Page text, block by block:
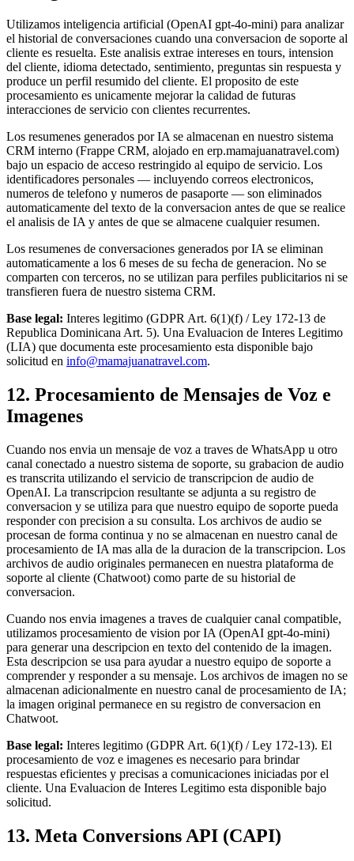
Utilizamos inteligencia artificial (OpenAI gpt-4o-mini) para analizar
el historial de conversaciones cuando una conversacion de soporte al
cliente es resuelta. Este analisis extrae intereses en tours, intension
del cliente, idioma detectado, sentimiento, preguntas sin respuesta y
produce un perfil resumido del cliente. El proposito de este
procesamiento es unicamente mejorar la calidad de futuras
interacciones de servicio con clientes recurrentes.
Los resumenes generados por IA se almacenan en nuestro sistema
CRM interno (Frappe CRM, alojado en erp.mamajuanatravel.com)
bajo un espacio de acceso restringido al equipo de servicio. Los
identificadores personales — incluyendo correos electronicos,
numeros de telefono y numeros de pasaporte — son eliminados
automaticamente del texto de la conversacion antes de que se realice
el analisis de IA y antes de que se almacene cualquier resumen.
Los resumenes de conversaciones generados por IA se eliminan
automaticamente a los 6 meses de su fecha de generacion. No se
comparten con terceros, no se utilizan para perfiles publicitarios ni se
transfieren fuera de nuestro sistema CRM.
Base legal: Interes legitimo (GDPR Art. 6(1)(f) / Ley 172-13 de
Republica Dominicana Art. 5). Una Evaluacion de Interes Legitimo
(LIA) que documenta este procesamiento esta disponible bajo
solicitud en info@mamajuanatravel.com.
12. Procesamiento de Mensajes de Voz e
Imagenes
Cuando nos envia un mensaje de voz a traves de WhatsApp u otro
canal conectado a nuestro sistema de soporte, su grabacion de audio
es transcrita utilizando el servicio de transcripcion de audio de
OpenAI. La transcripcion resultante se adjunta a su registro de
conversacion y se utiliza para que nuestro equipo de soporte pueda
responder con precision a su consulta. Los archivos de audio se
procesan de forma continua y no se almacenan en nuestro canal de
procesamiento de IA mas alla de la duracion de la transcripcion. Los
archivos de audio originales permanecen en nuestra plataforma de
soporte al cliente (Chatwoot) como parte de su historial de
conversacion.
Cuando nos envia imagenes a traves de cualquier canal compatible,
utilizamos procesamiento de vision por IA (OpenAI gpt-4o-mini)
para generar una descripcion en texto del contenido de la imagen.
Esta descripcion se usa para ayudar a nuestro equipo de soporte a
comprender y responder a su mensaje. Los archivos de imagen no se
almacenan adicionalmente en nuestro canal de procesamiento de IA;
la imagen original permanece en su registro de conversacion en
Chatwoot.
Base legal: Interes legitimo (GDPR Art. 6(1)(f) / Ley 172-13). El
procesamiento de voz e imagenes es necesario para brindar
respuestas eficientes y precisas a comunicaciones iniciadas por el
cliente. Una Evaluacion de Interes Legitimo esta disponible bajo
solicitud.
13. Meta Conversions API (CAPI)